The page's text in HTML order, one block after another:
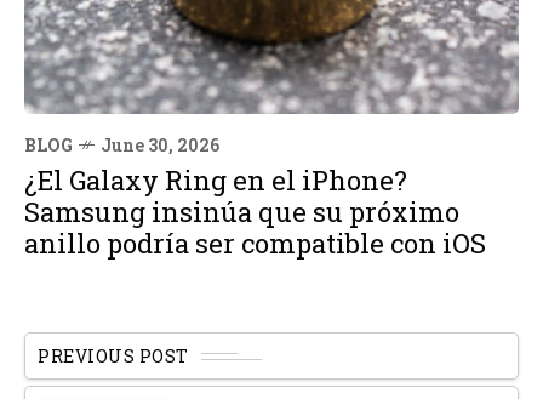
BLOG June 30, 2026
¿El Galaxy Ring en el iPhone?
Samsung insinúa que su próximo
anillo podría ser compatible con iOS
PREVIOUS POST